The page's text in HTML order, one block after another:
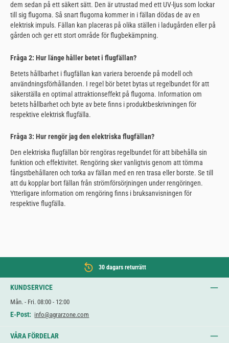
dem sedan på ett säkert sätt. Den är utrustad med ett UV-ljus som lockar
till sig flugorna. Så snart flugorna kommer in i fällan dödas de av en
elektrisk impuls. Fällan kan placeras på olika ställen i ladugården eller på
gården och ger ett stort område för flugbekämpning.
Fråga 2: Hur länge håller betet i flugfällan?
Betets hållbarhet i flugfällan kan variera beroende på modell och
användningsförhållanden. I regel bör betet bytas ut regelbundet för att
säkerställa en optimal attraktionseffekt på flugorna. Information om
betets hållbarhet och byte av bete finns i produktbeskrivningen för
respektive elektrisk flugfälla.
Fråga 3: Hur rengör jag den elektriska flugfällan?
Den elektriska flugfällan bör rengöras regelbundet för att bibehålla sin
funktion och effektivitet. Rengöring sker vanligtvis genom att tömma
fångstbehållaren och torka av fällan med en ren trasa eller borste. Se till
att du kopplar bort fällan från strömförsörjningen under rengöringen.
Ytterligare information om rengöring finns i bruksanvisningen för
respektive flugfälla.
30 dagars returrätt
KUNDSERVICE
Mån. - Fri. 08:00 - 12:00
E-Post: info@agrarzone.com
VÅRA FÖRDELAR